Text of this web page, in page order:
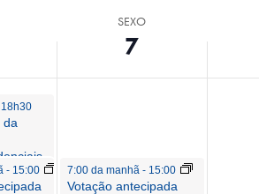
SEXO
7
18h30
da
- 15:00 7:00 da manhã - 15:00
Votação antecipada